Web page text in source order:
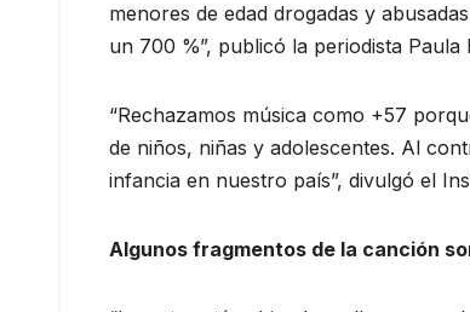
menores de edad drogadas y
un 700 %”, publicó la periodista Paula
“Rechazamos música como +57
de niños, niñas y adolescentes. Al
infancia en nuestro país”, divulgó el
Algunos fragmentos de la canción